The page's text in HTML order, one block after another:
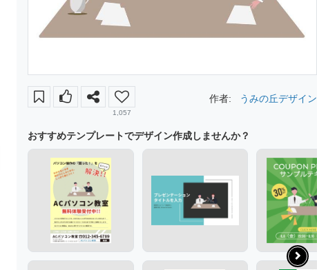
1,057
作者: うみの丘デザイン
おすすめテンプレートでデザイン作成しませんか？